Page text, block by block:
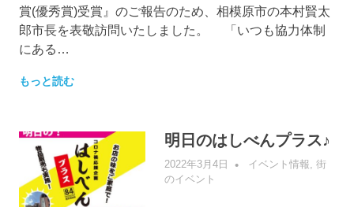
賞(優秀賞)受賞』のご報告のため、相模原市の本村賢太
郎市長を表敬訪問いたしました。 「いつも協力体制
にある…
もっと読む
明日のはしべんプラス♪
2022年3月4日 管理者
イベント情報, 街
のイベント